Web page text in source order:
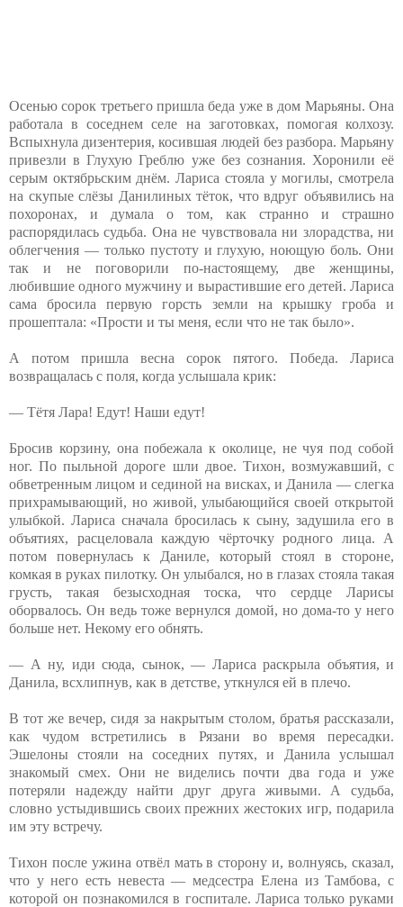
Осенью сорок третьего пришла беда уже в дом Марьяны. Она
работала в соседнем селе на заготовках, помогая колхозу.
Вспыхнула дизентерия, косившая людей без разбора. Марьяну
привезли в Глухую Греблю уже без сознания. Хоронили её
серым октябрьским днём. Лариса стояла у могилы, смотрела
на скупые слёзы Данилиных тёток, что вдруг объявились на
похоронах, и думала о том, как странно и страшно
распорядилась судьба. Она не чувствовала ни злорадства, ни
облегчения — только пустоту и глухую, ноющую боль. Они
так и не поговорили по-настоящему, две женщины,
любившие одного мужчину и вырастившие его детей. Лариса
сама бросила первую горсть земли на крышку гроба и
прошептала: «Прости и ты меня, если что не так было».
А потом пришла весна сорок пятого. Победа. Лариса
возвращалась с поля, когда услышала крик:
— Тётя Лара! Едут! Наши едут!
Бросив корзину, она побежала к околице, не чуя под собой
ног. По пыльной дороге шли двое. Тихон, возмужавший, с
обветренным лицом и сединой на висках, и Данила — слегка
прихрамывающий, но живой, улыбающийся своей открытой
улыбкой. Лариса сначала бросилась к сыну, задушила его в
объятиях, расцеловала каждую чёрточку родного лица. А
потом повернулась к Даниле, который стоял в стороне,
комкая в руках пилотку. Он улыбался, но в глазах стояла такая
грусть, такая безысходная тоска, что сердце Ларисы
оборвалось. Он ведь тоже вернулся домой, но дома-то у него
больше нет. Некому его обнять.
— А ну, иди сюда, сынок, — Лариса раскрыла объятия, и
Данила, всхлипнув, как в детстве, уткнулся ей в плечо.
В тот же вечер, сидя за накрытым столом, братья рассказали,
как чудом встретились в Рязани во время пересадки.
Эшелоны стояли на соседних путях, и Данила услышал
знакомый смех. Они не виделись почти два года и уже
потеряли надежду найти друг друга живыми. А судьба,
словно устыдившись своих прежних жестоких игр, подарила
им эту встречу.
Тихон после ужина отвёл мать в сторону и, волнуясь, сказал,
что у него есть невеста — медсестра Елена из Тамбова, с
которой он познакомился в госпитале. Лариса только руками